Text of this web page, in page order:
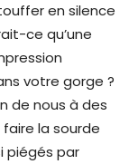
en silence
ce qu’une
votre gorge ?
de nous à des
la sourde
piégés par